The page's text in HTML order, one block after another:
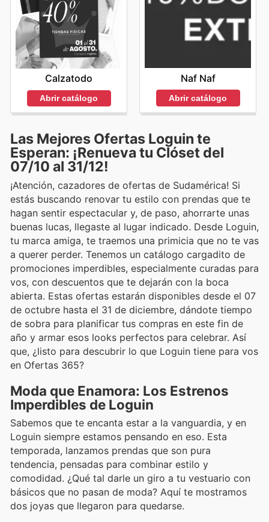
Calzatodo
Abrir catálogo
Naf Naf
Abrir catálogo
Las Mejores Ofertas Loguin te
Esperan: ¡Renueva tu Clóset del
07/10 al 31/12!
¡Atención, cazadores de ofertas de Sudamérica! Si
estás buscando renovar tu estilo con prendas que te
hagan sentir espectacular y, de paso, ahorrarte unas
buenas lucas, llegaste al lugar indicado. Desde Loguin,
tu marca amiga, te traemos una primicia que no te vas
a querer perder. Tenemos un catálogo cargadito de
promociones imperdibles, especialmente curadas para
vos, con descuentos que te dejarán con la boca
abierta. Estas ofertas estarán disponibles desde el 07
de octubre hasta el 31 de diciembre, dándote tiempo
de sobra para planificar tus compras en este fin de
año y armar esos looks perfectos para celebrar. Así
que, ¿listo para descubrir lo que Loguin tiene para vos
en Ofertas 365?
Moda que Enamora: Los Estrenos
Imperdibles de Loguin
Sabemos que te encanta estar a la vanguardia, y en
Loguin siempre estamos pensando en eso. Esta
temporada, lanzamos prendas que son pura
tendencia, pensadas para combinar estilo y
comodidad. ¿Qué tal darle un giro a tu vestuario con
básicos que no pasan de moda? Aquí te mostramos
dos joyas que llegaron para quedarse.